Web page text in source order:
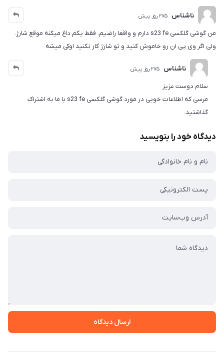
ناشناس 275 روز پیش
من گوشی گلکسی s23 fe دارم و واقعا راضیم. فقط یکم داغ میکنه موقع شارژ.
ولی اگر وی پی ان رو خاموش کنید و تو شارژ کار نکنید اوکی میشه
ناشناس 275 روز پیش
سلام دوست عزیز
مرسی که اطلاعات خوبی در مورد گوشی گلکسی s23 fe با ما به اشتراک
گذاشتید.
دیدگاه خود را بنویسید
ارسال دیدگاه